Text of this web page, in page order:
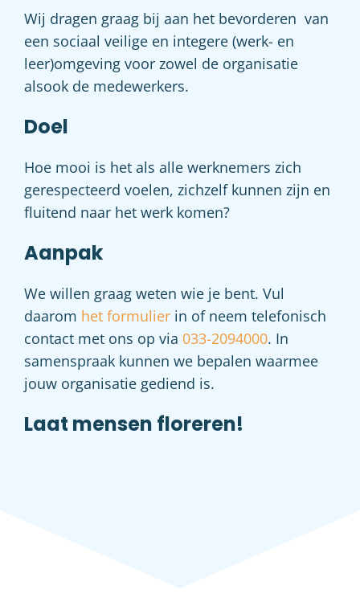
Wij dragen graag bij aan het bevorderen van
een sociaal veilige en integere (werk- en
leer)omgeving voor zowel de organisatie
alsook de medewerkers.
Doel
Hoe mooi is het als alle werknemers zich
gerespecteerd voelen, zichzelf kunnen zijn en
fluitend naar het werk komen?
Aanpak
We willen graag weten wie je bent. Vul
daarom het formulier in of neem telefonisch
contact met ons op via 033-2094000. In
samenspraak kunnen we bepalen waarmee
jouw organisatie gediend is.
Laat mensen floreren!